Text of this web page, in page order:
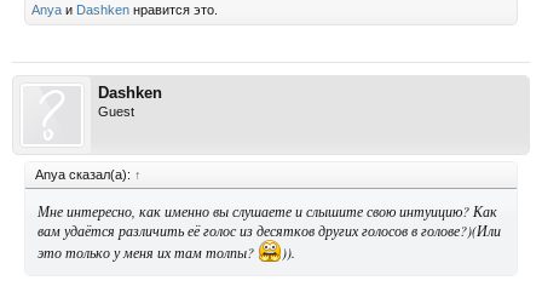
Anya и Dashken нравится это.
Dashken
Guest
Anya сказал(а): ↑
Мне интересно, как именно вы слушаете и слышите свою интуицию? Как
вам удаётся различить её голос из десятков других голосов в голове?)(Или
это только у меня их там толпы?
)).